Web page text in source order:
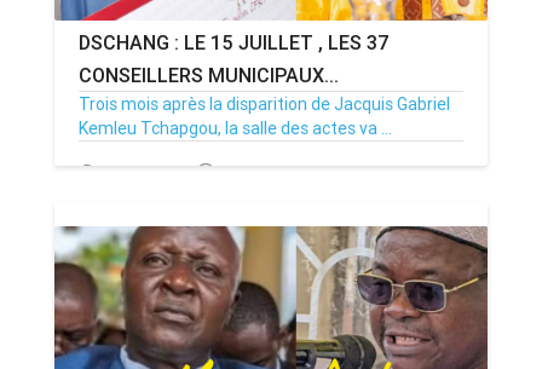
DSCHANG : LE 15 JUILLET , LES 37
CONSEILLERS MUNICIPAUX...
Trois mois après la disparition de Jacquis Gabriel
Kemleu Tchapgou, la salle des actes va ...
13/07/26 Par MenouActu 0